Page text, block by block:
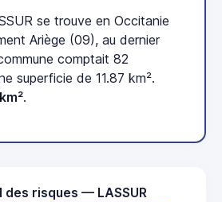
se trouve en Occitanie
Ariège (09), au dernier
comptait 82
superficie de 11.87 km².
.
des risques — LASSUR